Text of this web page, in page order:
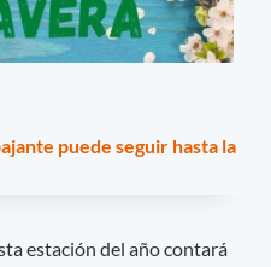
puede seguir hasta la
estación del año contará